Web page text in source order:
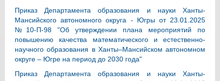
Приказ Департамента образования и науки Ханты-
Мансийского автономного округа - Югры от 23.01.2025
№10-П-98 "Об утверждении плана мероприятий по
повышению качества математического и естественно-
научного образования в Ханты–Мансийском автономном
округе – Югре на период до 2030 года"
Приказ Департамента образования и науки Ханты-